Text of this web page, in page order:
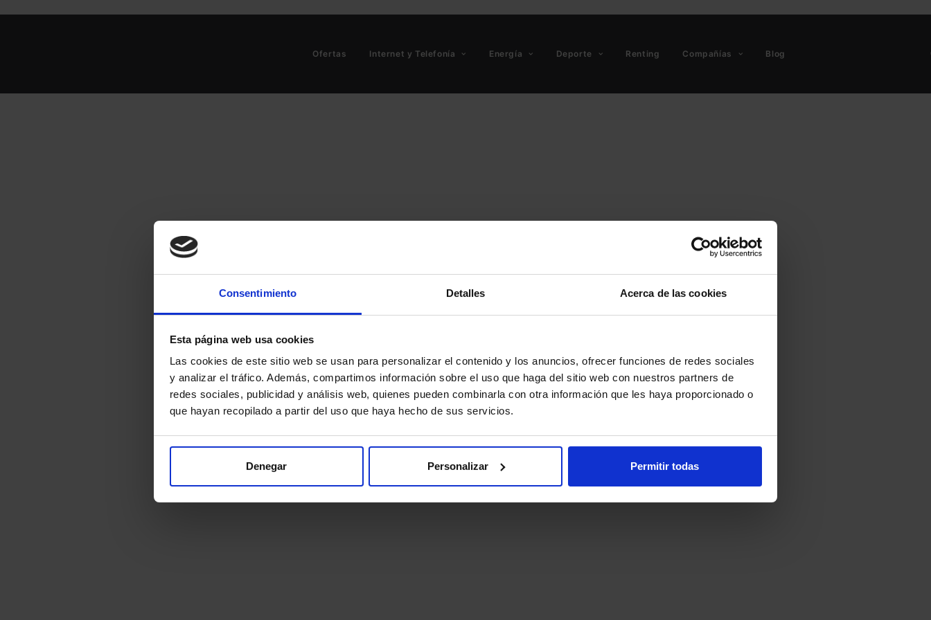
Consentimiento Detalles Acerca de las cookies
Esta página web usa cookies
Las cookies de este sitio web se usan para personalizar el contenido y los anuncios, ofrecer funciones de redes sociales
y analizar el tráfico. Además, compartimos información sobre el uso que haga del sitio web con nuestros partners de
redes sociales, publicidad y análisis web, quienes pueden combinarla con otra información que les haya proporcionado o
que hayan recopilado a partir del uso que haya hecho de sus servicios.
Denegar Personalizar Permitir todas
Ofertas Internet y Telefonía Energía Deporte Renting Compañías Blog